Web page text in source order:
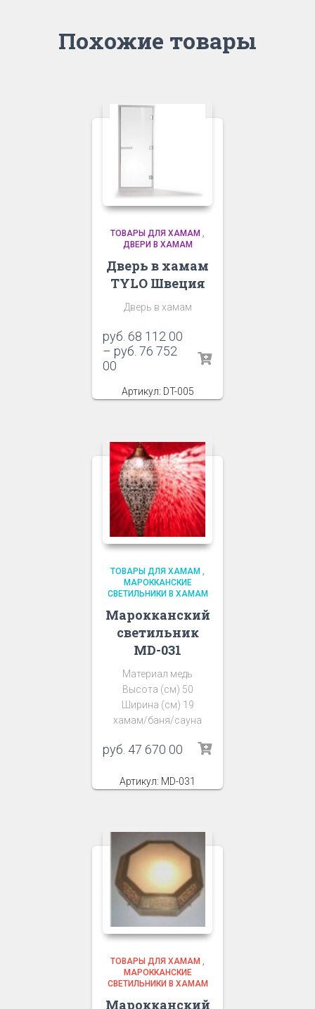
Похожие товары
ТОВАРЫ ДЛЯ ХАМАМ ,
ДВЕРИ В ХАМАМ
Дверь в хамам
TYLO Швеция
Дверь в хамам
руб. 68 112 00
– руб. 76 752
00
Артикул: DT-005
ТОВАРЫ ДЛЯ ХАМАМ ,
МАРОККАНСКИЕ
СВЕТИЛЬНИКИ В ХАМАМ
Марокканский
светильник
MD-031
Материал медь
Высота (см) 50
Ширина (см) 19
хамам/баня/сауна
руб. 47 670 00
Артикул: MD-031
ТОВАРЫ ДЛЯ ХАМАМ ,
МАРОККАНСКИЕ
СВЕТИЛЬНИКИ В ХАМАМ
Марокканский